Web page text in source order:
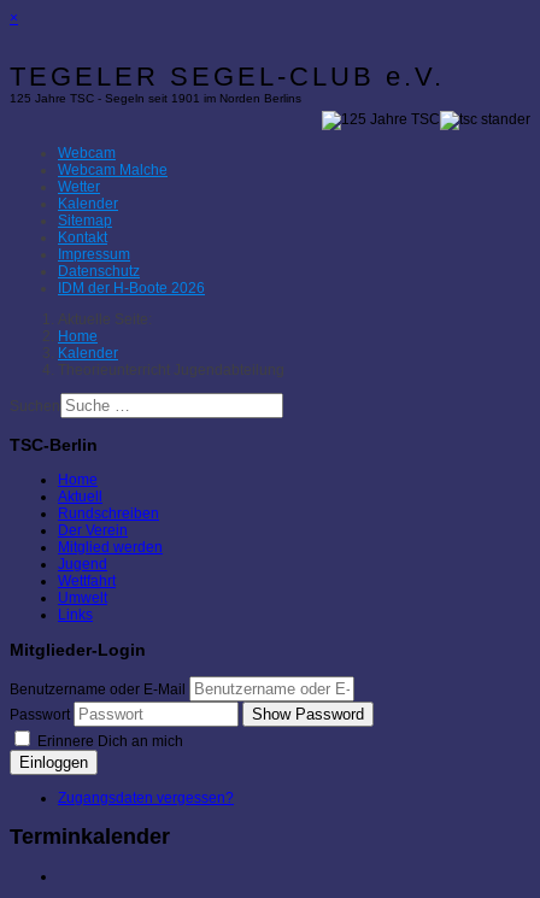
×
TEGELER SEGEL-CLUB e.V.
125 Jahre TSC - Segeln seit 1901 im Norden Berlins
Webcam
Webcam Malche
Wetter
Kalender
Sitemap
Kontakt
Impressum
Datenschutz
IDM der H-Boote 2026
Aktuelle Seite:
Home
Kalender
Theorieunterricht Jugendabteilung
Suchen
TSC-Berlin
Home
Aktuell
Rundschreiben
Der Verein
Mitglied werden
Jugend
Wettfahrt
Umwelt
Links
Mitglieder-Login
Benutzername oder E-Mail
Passwort
Show Password
Erinnere Dich an mich
Einloggen
Zugangsdaten vergessen?
Terminkalender